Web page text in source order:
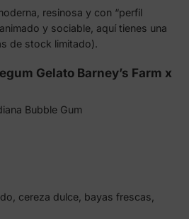
resinosa y con “perfil
y sociable, aquí tienes una
de stock limitado).
Gelato Barney’s Farm x
Bubble Gum
cereza dulce, bayas frescas,